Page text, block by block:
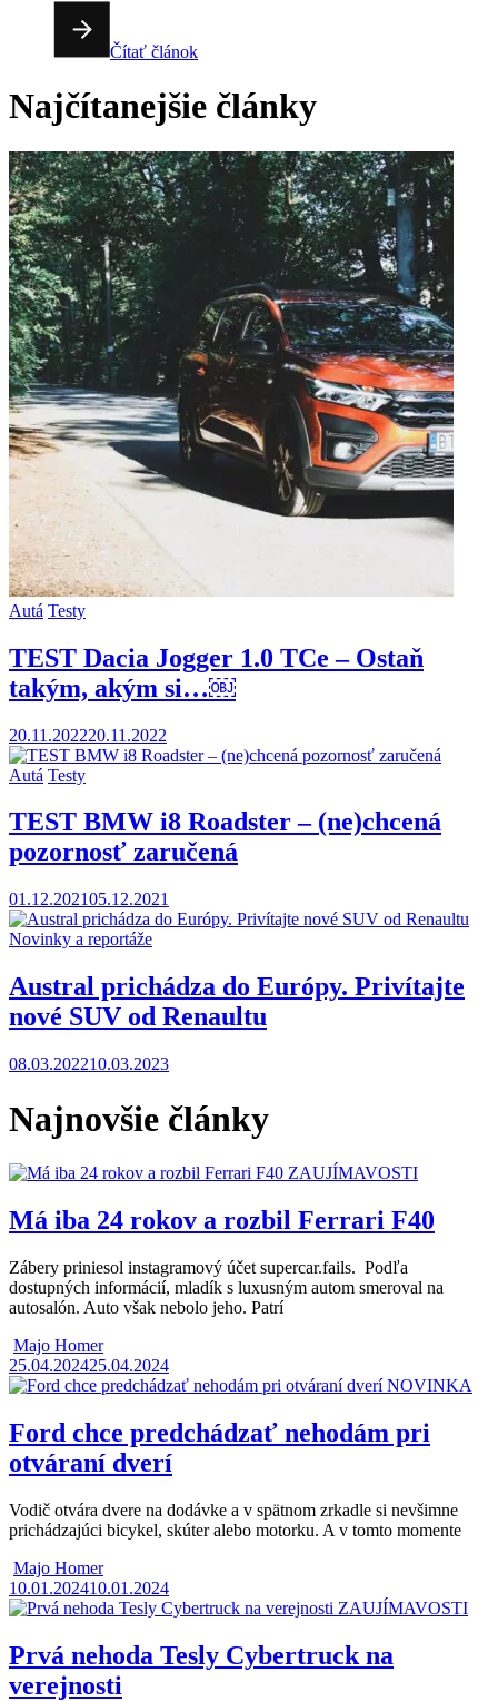
Čítať článok
Najčítanejšie články
Autá Testy
TEST Dacia Jogger 1.0 TCe – Ostaň
takým, akým si…￼
20.11.202220.11.2022
Autá Testy
TEST BMW i8 Roadster – (ne)chcená
pozornosť zaručená
01.12.202105.12.2021
Novinky a reportáže
Austral prichádza do Európy. Privítajte
nové SUV od Renaultu
08.03.202210.03.2023
Najnovšie články
ZAUJÍMAVOSTI
Má iba 24 rokov a rozbil Ferrari F40
Zábery priniesol instagramový účet supercar.fails. Podľa
dostupných informácií, mladík s luxusným autom smeroval na
autosalón. Auto však nebolo jeho. Patrí
Majo Homer
25.04.202425.04.2024
NOVINKA
Ford chce predchádzať nehodám pri
otváraní dverí
Vodič otvára dvere na dodávke a v spätnom zrkadle si nevšimne
prichádzajúci bicykel, skúter alebo motorku. A v tomto momente
Majo Homer
10.01.202410.01.2024
ZAUJÍMAVOSTI
Prvá nehoda Tesly Cybertruck na
verejnosti